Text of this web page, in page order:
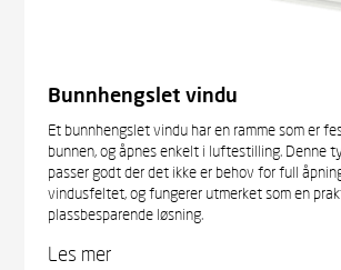
Bunnhengslet vindu
Et bunnhengslet vindu har en ramme som er
bunnen, og åpnes enkelt i luftestilling. Denne
passer godt der det ikke er behov for full
vindusfeltet, og fungerer utmerket som en
plassbesparende løsning.
Les mer